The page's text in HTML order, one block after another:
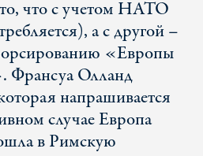
что с учетом НАТО
а с другой –
«Европы
Франсуа Олланд
напрашивается
случае Европа
в Римскую